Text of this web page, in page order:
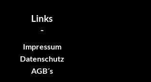
Links
-
Impressum
Datenschutz
AGB´s